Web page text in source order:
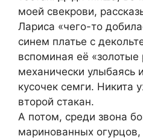
моей свекрови,
Лариса «чего-то
синем платье с
вспоминая её «золотые
механически улыбаясь
кусочек семги. Никита
второй стакан.
А потом, среди звона
маринованных